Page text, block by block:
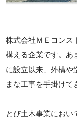
株式会社ＭＥコンス
構える企業です。あ
に設立以来、外構や
まな工事を手掛けて
とび土木事業におい